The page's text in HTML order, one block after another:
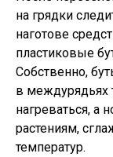
на грядки
наготове
пластиковые
Собственно,
в междурядьях
нагреваться, а
растениям,
температур.